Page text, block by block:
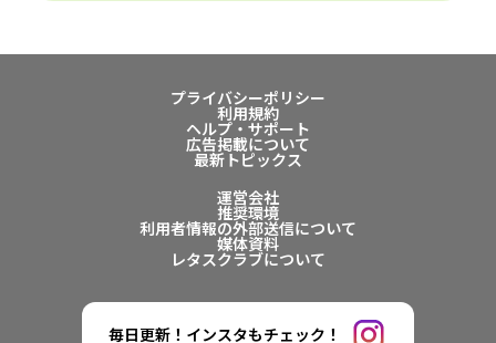
プライバシーポリシー
利用規約
ヘルプ・サポート
広告掲載について
最新トピックス
運営会社
推奨環境
利用者情報の外部送信について
媒体資料
レタスクラブについて
毎日更新！インスタもチェック！